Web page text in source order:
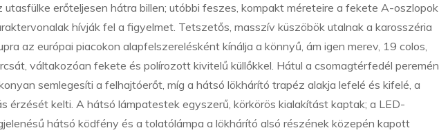
utasfülke erőteljesen hátra billen; utóbbi feszes, kompakt méreteire a fekete A-oszlopok
hívják fel a figyelmet. Tetszetős, masszív küszöbök utalnak a karosszéria
az európai piacokon alapfelszerelésként kínálja a könnyű, ám igen merev, 19 colos,
váltakozóan fekete és polírozott kivitelű küllőkkel. Hátul a csomagtérfedél peremén
semlegesíti a felhajtóerőt, míg a hátsó lökhárító trapéz alakja lefelé és kifelé, a
érzését kelti. A hátsó lámpatestek egyszerű, körkörös kialakítást kaptak; a LED-
hátsó ködfény és a tolatólámpa a lökhárító alsó részének közepén kapott